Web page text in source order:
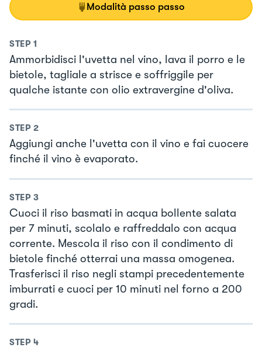
Modalità passo passo
STEP 1
Ammorbidisci l'uvetta nel vino, lava il porro e le
bietole, tagliale a strisce e soffriggile per
qualche istante con olio extravergine d'oliva.
STEP 2
Aggiungi anche l'uvetta con il vino e fai cuocere
finché il vino è evaporato.
STEP 3
Cuoci il riso basmati in acqua bollente salata
per 7 minuti, scolalo e raffreddalo con acqua
corrente. Mescola il riso con il condimento di
bietole finché otterrai una massa omogenea.
Trasferisci il riso negli stampi precedentemente
imburrati e cuoci per 10 minuti nel forno a 200
gradi.
STEP 4